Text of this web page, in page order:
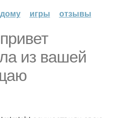
игры отзывы
из вашей